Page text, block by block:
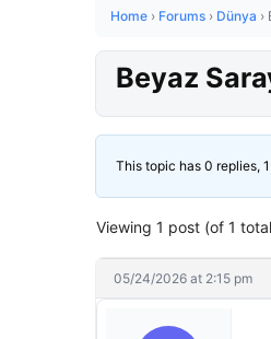
Home › Forums › Dünya ›
Beyaz
This topic has 0 replies,
Viewing 1 post (of 1
05/24/2026 at 2:15 pm